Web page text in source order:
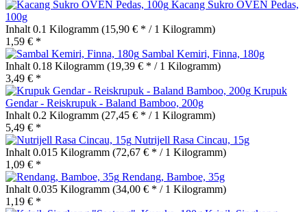
Kacang Sukro OVEN Pedas,
100g
Inhalt 0.1 Kilogramm (15,90 € * / 1 Kilogramm)
1,59 € *
Sambal Kemiri, Finna, 180g
Inhalt 0.18 Kilogramm (19,39 € * / 1 Kilogramm)
3,49 € *
Krupuk
Gendar - Reiskrupuk - Baland Bamboo, 200g
Inhalt 0.2 Kilogramm (27,45 € * / 1 Kilogramm)
5,49 € *
Nutrijell Rasa Cincau, 15g
Inhalt 0.015 Kilogramm (72,67 € * / 1 Kilogramm)
1,09 € *
Rendang, Bamboe, 35g
Inhalt 0.035 Kilogramm (34,00 € * / 1 Kilogramm)
1,19 € *